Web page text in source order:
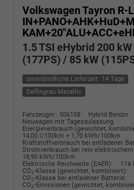
Volkswagen Tayron R-
1.5 TSI eHybrid 200
(177PS) / 85 kW
unverbindliche Lieferzeit: 14 Tage
Delfingrau Metallic
Fahrzeugnr.: 506158
Hybrid Benzin
Neuwagen mit Tageszulassung
Energieverbrauch (gewichtet,
14,00 l/100km + 1,70 kWh/100km
Kraftstoffverbrauch bei entladener
Stromverbrauch bei rein
18,90 kWh/100km
Elektrische Reichweite (EAER):
116
CO2-Klasse (gewichtet, kombiniert):
CO2-Klasse bei entladener Batterie:
CO2-Emissionen (gewichtet,